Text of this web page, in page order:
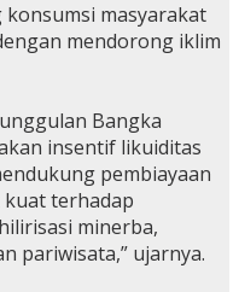
masyarakat
mendorong iklim
Bangka
insentif likuiditas
pembiayaan
terhadap
minerba,
pariwisata,” ujarnya.